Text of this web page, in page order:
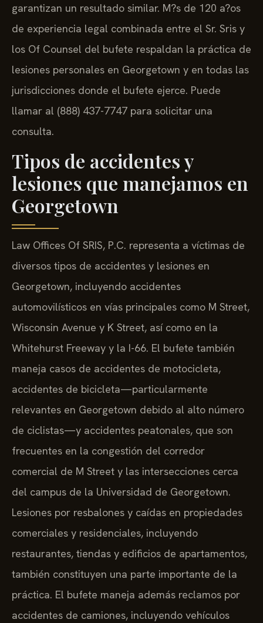
garantizan un resultado similar. M?s de 120 a?os
de experiencia legal combinada entre el Sr. Sris y
los Of Counsel del bufete respaldan la práctica de
lesiones personales en Georgetown y en todas las
jurisdicciones donde el bufete ejerce. Puede
llamar al (888) 437-7747 para solicitar una
consulta.
Tipos de accidentes y
lesiones que manejamos en
Georgetown
Law Offices Of SRIS, P.C. representa a víctimas de
diversos tipos de accidentes y lesiones en
Georgetown, incluyendo accidentes
automovilísticos en vías principales como M Street,
Wisconsin Avenue y K Street, así como en la
Whitehurst Freeway y la I-66. El bufete también
maneja casos de accidentes de motocicleta,
accidentes de bicicleta—particularmente
relevantes en Georgetown debido al alto número
de ciclistas—y accidentes peatonales, que son
frecuentes en la congestión del corredor
comercial de M Street y las intersecciones cerca
del campus de la Universidad de Georgetown.
Lesiones por resbalones y caídas en propiedades
comerciales y residenciales, incluyendo
restaurantes, tiendas y edificios de apartamentos,
también constituyen una parte importante de la
práctica. El bufete maneja además reclamos por
accidentes de camiones, incluyendo vehículos